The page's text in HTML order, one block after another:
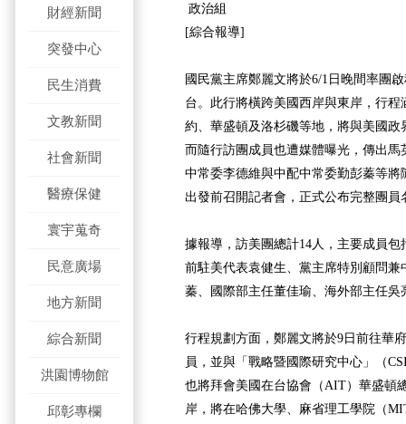
財經新聞
突發中心
民生消費
文教新聞
社會新聞
醫療保健
寰宇蒐奇
民意廣場
地方新聞
綜合新聞
洪園博物館
邱彰專欄
政治組
[綜合報導]
國民黨主席鄭麗文將於6/1日晚間率團
台。此行將橫跨美國西岸與東岸，行
約、華盛頓及洛杉磯等地，將與美國
而隨行訪團成員也遭媒體曝光，傳出
中常委李德維與中配中常委勤彭蓁等
出發前召開記者會，正式公布完整團員
據報導，訪美團總計14人，主要成員
前駐美代表袁健生、黨主席特別顧問
蓁、國際部主任董佳瑜、海外部主任吳
行程規劃方面，鄭麗文將於9日前往華
員，並與「戰略暨國際研究中心」（
也將拜會美國在台協會（AIT）華盛頓
岸，將在哈佛大學、麻省理工學院（